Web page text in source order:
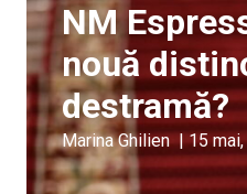
NM
nouă
destramă?
Marina Ghilien | 15